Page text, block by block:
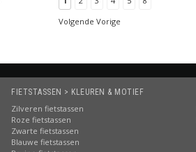
Volgende Vorige
FIETSTASSEN > KLEUREN & MOTIEF
Zilveren fietstassen
Roze fietstassen
Zwarte fietstassen
Blauwe fietstassen